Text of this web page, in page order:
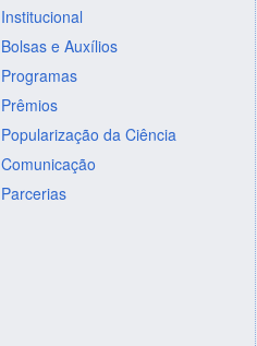
Institucional
Bolsas e Auxílios
Programas
Prêmios
Popularização da Ciência
Comunicação
Parcerias